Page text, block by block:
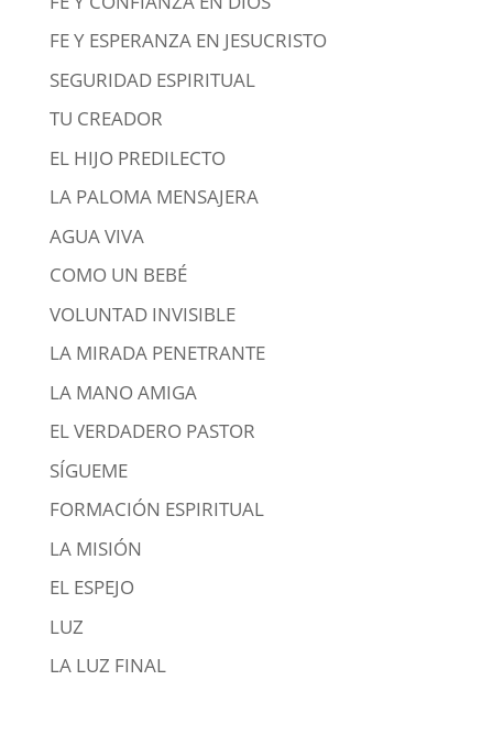
FE Y ESPERANZA EN JESUCRISTO
SEGURIDAD ESPIRITUAL
TU CREADOR
EL HIJO PREDILECTO
LA PALOMA MENSAJERA
AGUA VIVA
COMO UN BEBÉ
VOLUNTAD INVISIBLE
LA MIRADA PENETRANTE
LA MANO AMIGA
EL VERDADERO PASTOR
SÍGUEME
FORMACIÓN ESPIRITUAL
LA MISIÓN
EL ESPEJO
LUZ
LA LUZ FINAL